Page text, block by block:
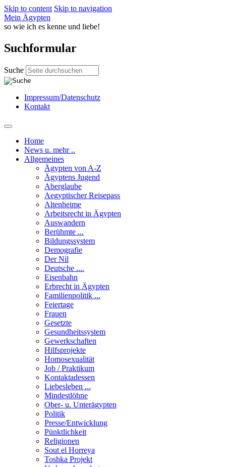
Skip to content Skip to navigation
Mein Ägypten
so wie ich es kenne und liebe!
Suchformular
Suche
Impressum/Datenschutz
Kontakt
Home
News u. mehr ..
Allgemeines
Ägypten von A-Z
Ägyptens Jugend
Aberglaube
Aegyptischer Reisepass
Altenheime
Arbeitsrecht in Ägypten
Auswandern
Berühmte ...
Bildungssystem
Demografie
Der Nil
Deutsche ....
Eisenbahn
Erbrecht in Ägypten
Familienpolitik ...
Feiertage
Frauen
Gesetzte
Gesundheitssystem
Gewerkschaften
Hilfsprojekte
Homosexualität
Job / Praktikum
Kontaktadessen
Liebesleben ...
Mindestlöhne
Ober- u. Unterägypten
Politik
Presse/Entwicklung
Pünktlichkeit
Religionen
Sout el Horreya
Toshka Projekt